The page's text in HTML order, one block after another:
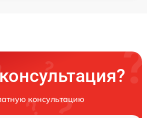
консультацию